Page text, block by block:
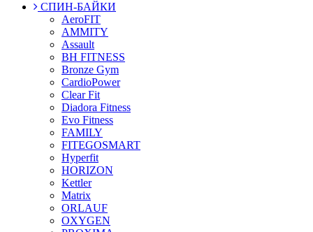
СПИН-БАЙКИ
AeroFIT
AMMITY
Assault
BH FITNESS
Bronze Gym
CardioPower
Clear Fit
Diadora Fitness
Evo Fitness
FAMILY
FITEGOSMART
Hyperfit
HORIZON
Kettler
Matrix
ORLAUF
OXYGEN